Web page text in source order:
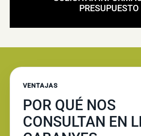
PRESUPUESTO
VENTAJAS
POR QUÉ NOS
CONSULTAN EN